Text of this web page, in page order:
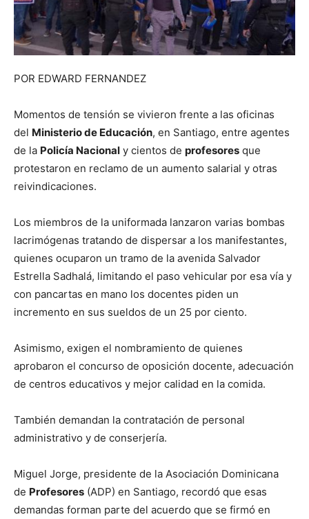
POR EDWARD FERNANDEZ
Momentos de tensión se vivieron frente a las oficinas
del Ministerio de Educación, en Santiago, entre agentes
de la Policía Nacional y cientos de profesores que
protestaron en reclamo de un aumento salarial y otras
reivindicaciones.
Los miembros de la uniformada lanzaron varias bombas
lacrimógenas tratando de dispersar a los manifestantes,
quienes ocuparon un tramo de la avenida Salvador
Estrella Sadhalá, limitando el paso vehicular por esa vía y
con pancartas en mano los docentes piden un
incremento en sus sueldos de un 25 por ciento.
Asimismo, exigen el nombramiento de quienes
aprobaron el concurso de oposición docente, adecuación
de centros educativos y mejor calidad en la comida.
También demandan la contratación de personal
administrativo y de conserjería.
Miguel Jorge, presidente de la Asociación Dominicana
de Profesores (ADP) en Santiago, recordó que esas
demandas forman parte del acuerdo que se firmó en